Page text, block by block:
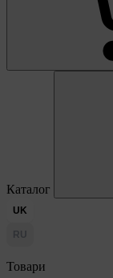
Каталог
UK
RU
Товари